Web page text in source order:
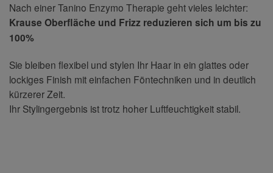
Nach einer Tanino Enzymo Therapie geht vieles leichter:
Krause Oberfläche und Frizz reduzieren sich um bis zu
100%
Sie bleiben flexibel und stylen Ihr Haar in ein glattes oder
lockiges Finish mit einfachen Föntechniken und in deutlich
kürzerer Zeit.
Ihr Stylingergebnis ist trotz hoher Luftfeuchtigkeit stabil.